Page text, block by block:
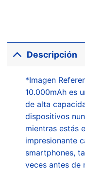
Descripción
*Imagen
10.000mAh es
de alta
dispositivos
mientras estás
impresionante
smartphones,
veces antes de